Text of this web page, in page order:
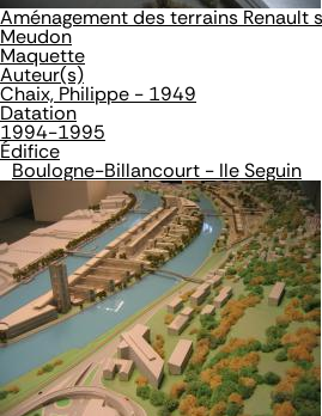
Aménagement des terrains Renault
Meudon
Maquette
Auteur(s)
Chaix, Philippe - 1949
Datation
1994-1995
Édifice
Boulogne-Billancourt - Ile Seguin